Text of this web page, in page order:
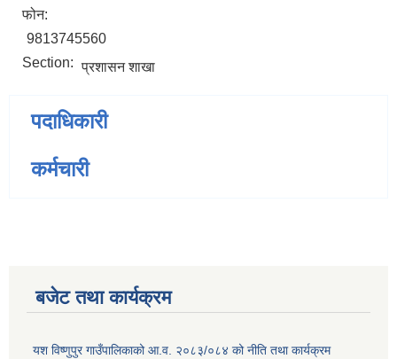
फोन:
9813745560
Section: प्रशासन शाखा
पदाधिकारी
कर्मचारी
बजेट तथा कार्यक्रम
यश विष्णुपुर गाउँपालिकाको आ.व. २०८३/०८४ को नीति तथा कार्यक्रम